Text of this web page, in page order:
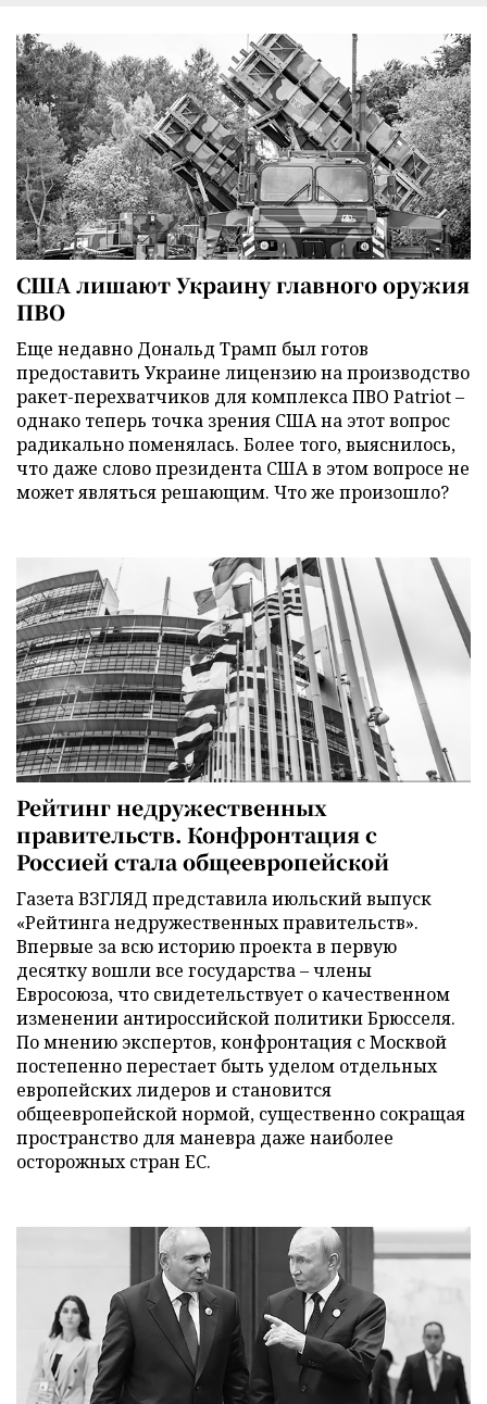
США лишают Украину главного оружия
ПВО
Еще недавно Дональд Трамп был готов
предоставить Украине лицензию на производство
ракет-перехватчиков для комплекса ПВО Patriot –
однако теперь точка зрения США на этот вопрос
радикально поменялась. Более того, выяснилось,
что даже слово президента США в этом вопросе не
может являться решающим. Что же произошло?
Рейтинг недружественных
правительств. Конфронтация с
Россией стала общеевропейской
Газета ВЗГЛЯД представила июльский выпуск
«Рейтинга недружественных правительств».
Впервые за всю историю проекта в первую
десятку вошли все государства – члены
Евросоюза, что свидетельствует о качественном
изменении антироссийской политики Брюсселя.
По мнению экспертов, конфронтация с Москвой
постепенно перестает быть уделом отдельных
европейских лидеров и становится
общеевропейской нормой, существенно сокращая
пространство для маневра даже наиболее
осторожных стран ЕС.